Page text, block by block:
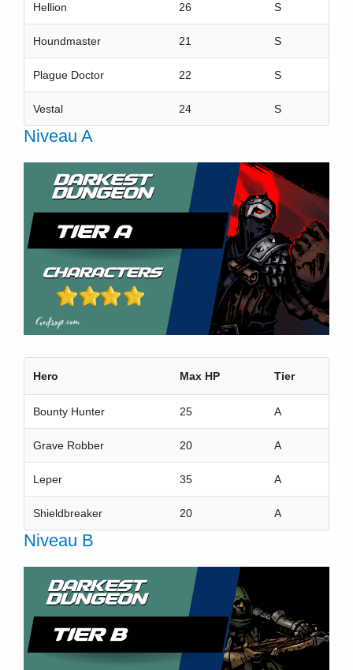
Hellion 26 S
Houndmaster 21 S
Plague Doctor 22 S
Vestal 24 S
Niveau A
Hero Max HP Tier
Bounty Hunter 25 A
Grave Robber 20 A
Leper 35 A
Shieldbreaker 20 A
Niveau B